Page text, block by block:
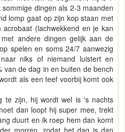
dingen als 2-3 maanden
lomp gaat op zijn kop staan met
(lachwekkend en je kan
andere dingen gelijk aan de
spelen en soms 24/7 aanwezig
niks of niemand luistert en
van de dag in en buiten de bench
als een teef voorbij komt ook
te zijn, hij wordt wel is 's nachts
dan loopt hij super mee, trekt
duurt en ik roep hem dan komt